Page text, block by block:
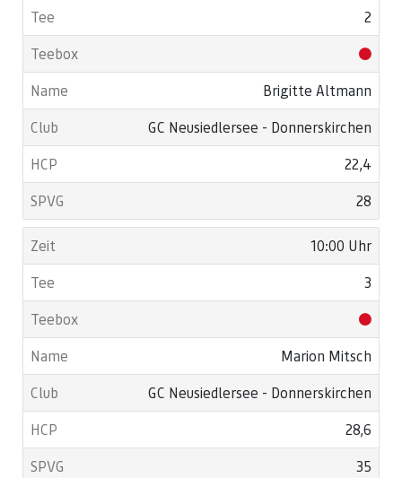
2
Brigitte Altmann
GC Neusiedlersee - Donnerskirchen
22,4
28
10:00 Uhr
3
Marion Mitsch
GC Neusiedlersee - Donnerskirchen
28,6
35